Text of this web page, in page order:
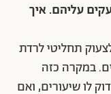
עליהם. איך
תחליטי לרדת
במקרה כזה
לו שיעורים, ואם